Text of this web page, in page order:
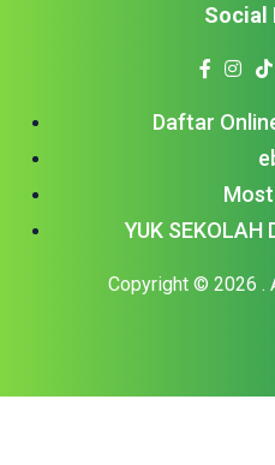
Daftar
YUK SEKOLAH
Copyright © 2026 .
Social